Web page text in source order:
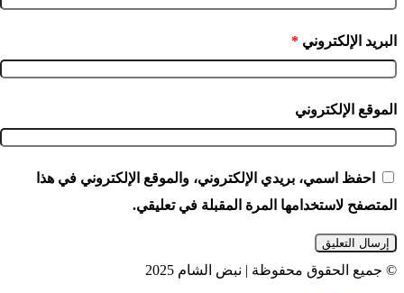
البريد الإلكتروني *
الموقع الإلكتروني
احفظ اسمي، بريدي الإلكتروني، والموقع الإلكتروني في هذا
المتصفح لاستخدامها المرة المقبلة في تعليقي.
© جميع الحقوق محفوظة | نبض الشام 2025